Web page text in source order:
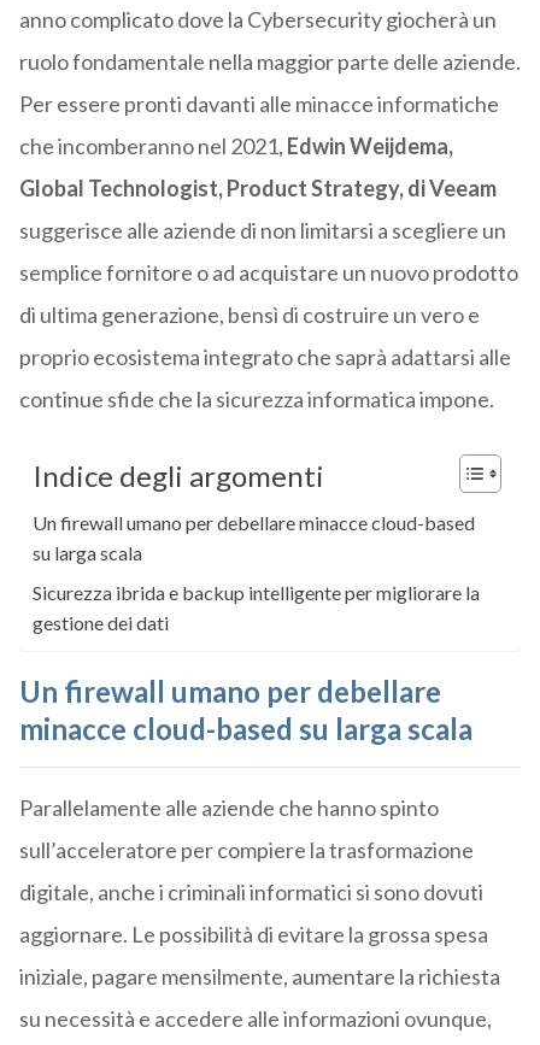
anno complicato dove la Cybersecurity giocherà un
ruolo fondamentale nella maggior parte delle aziende.
Per essere pronti davanti alle minacce informatiche
che incomberanno nel 2021, Edwin Weijdema,
Global Technologist, Product Strategy, di Veeam
suggerisce alle aziende di non limitarsi a scegliere un
semplice fornitore o ad acquistare un nuovo prodotto
di ultima generazione, bensì di costruire un vero e
proprio ecosistema integrato che saprà adattarsi alle
continue sfide che la sicurezza informatica impone.
Indice degli argomenti
Un firewall umano per debellare minacce cloud-based
su larga scala
Sicurezza ibrida e backup intelligente per migliorare la
gestione dei dati
Un firewall umano per debellare
minacce cloud-based su larga scala
Parallelamente alle aziende che hanno spinto
sull’acceleratore per compiere la trasformazione
digitale, anche i criminali informatici si sono dovuti
aggiornare. Le possibilità di evitare la grossa spesa
iniziale, pagare mensilmente, aumentare la richiesta
su necessità e accedere alle informazioni ovunque,